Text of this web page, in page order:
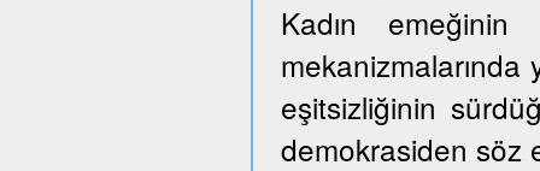
Kadın emeğinin
eşitsizliğinin
demokrasiden söz